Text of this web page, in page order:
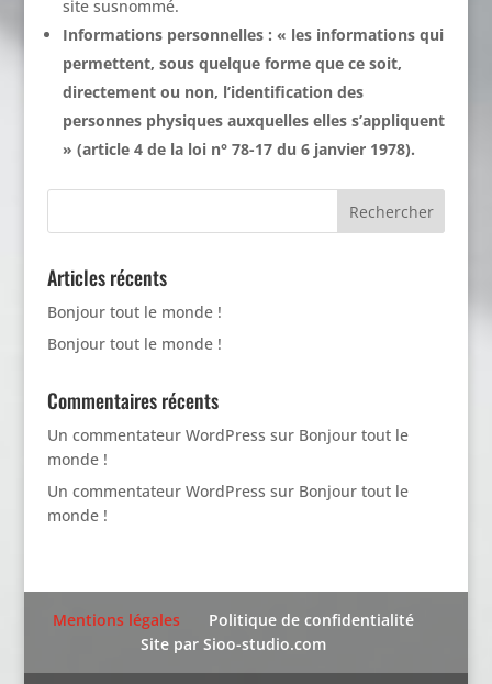
site susnommé.
Informations personnelles : « les informations qui
permettent, sous quelque forme que ce soit,
directement ou non, l’identification des
personnes physiques auxquelles elles s’appliquent
» (article 4 de la loi n° 78-17 du 6 janvier 1978).
Rechercher
Articles récents
Bonjour tout le monde !
Bonjour tout le monde !
Commentaires récents
Un commentateur WordPress sur Bonjour tout le
monde !
Un commentateur WordPress sur Bonjour tout le
monde !
Mentions légales
Politique de confidentialité
Site par Sioo-studio.com